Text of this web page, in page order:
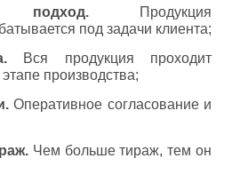
подход. Продукция
под задачи клиента;
Вся продукция проходит
производства;
Оперативное согласование и
Чем больше тираж, тем он